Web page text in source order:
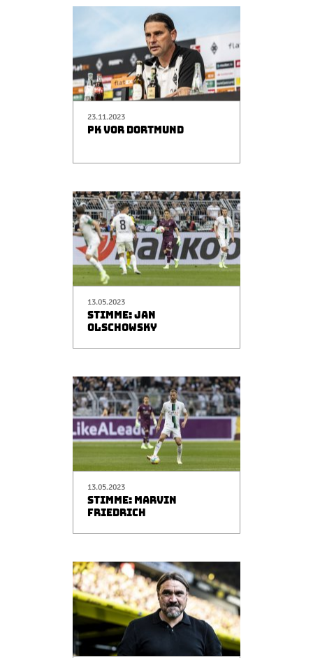
23.11.2023
PK VOR DORTMUND
13.05.2023
STIMME: JAN
OLSCHOWSKY
13.05.2023
STIMME: MARVIN
FRIEDRICH